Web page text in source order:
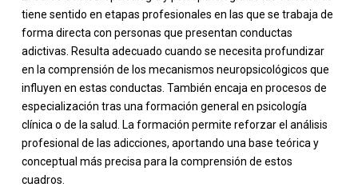
tiene sentido en etapas profesionales en las que se trabaja de
forma directa con personas que presentan conductas
adictivas. Resulta adecuado cuando se necesita profundizar
en la comprensión de los mecanismos neuropsicológicos que
influyen en estas conductas. También encaja en procesos de
especialización tras una formación general en psicología
clínica o de la salud. La formación permite reforzar el análisis
profesional de las adicciones, aportando una base teórica y
conceptual más precisa para la comprensión de estos
cuadros.